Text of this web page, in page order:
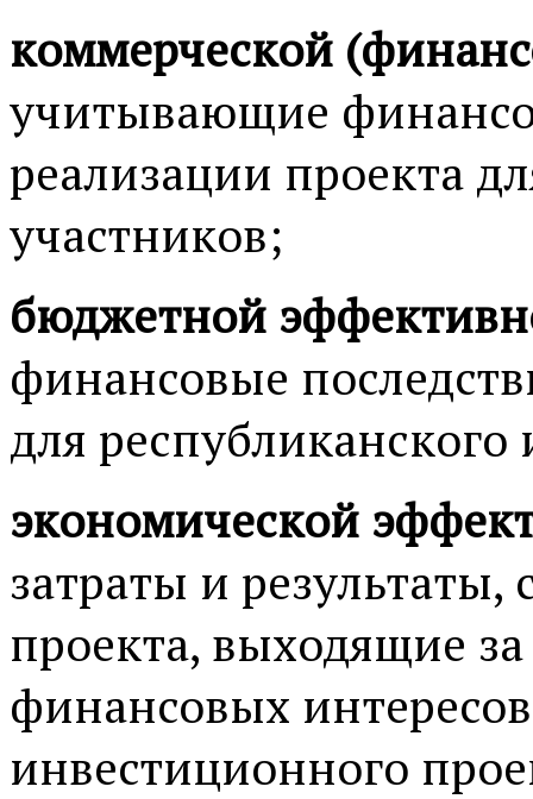
коммерческой
учитывающие
реализации проекта
участников;
бюджетной
финансовые
для
экономической
затраты и результаты,
проекта, выходящие
финансовых
инвестиционного